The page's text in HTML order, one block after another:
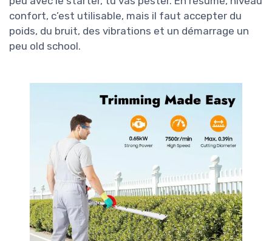
confort, c’est utilisable, mais il faut accepter du
poids, du bruit, des vibrations et un démarrage un
peu old school.